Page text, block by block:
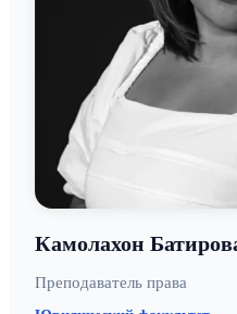
Камолахон
Преподаватель права